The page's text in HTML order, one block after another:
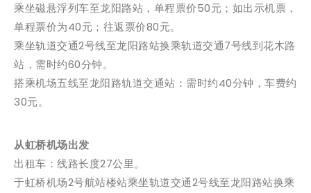
乘坐磁悬浮列车至龙阳路站，单程票价50元；如出示机票，
单程票价为40元；往返票价80元。
乘坐轨道交通2号线至龙阳路站换乘轨道交通7号线到花木路
站，需时约60分钟。
搭乘机场五线至龙阳路轨道交通站：需时约40分钟，车费约
30元。
从虹桥机场出发
出租车：线路长度27公里。
于虹桥机场2号航站楼站乘坐轨道交通2号线至龙阳路站换乘